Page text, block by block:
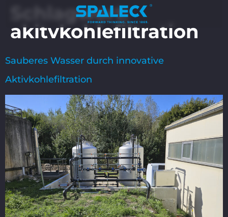
Schlagwort:
akitvkohlefiltration
Sauberes Wasser durch innovative
Aktivkohlefiltration